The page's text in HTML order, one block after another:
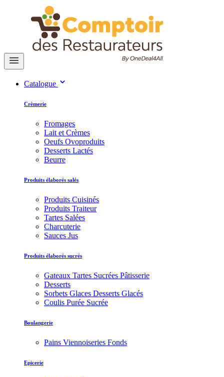
Catalogue
Crèmerie
Fromages
Lait et Crèmes
Oeufs Ovoproduits
Desserts Lactés
Beurre
Produits élaborés salés
Produits Cuisinés
Produits Traiteur
Tartes Salées
Charcuterie
Sauces Jus
Produits élaborés sucrés
Gateaux Tartes Sucrées Pâtisserie
Desserts
Sorbets Glaces Desserts Glacés
Coulis Purée Sucrée
Boulangerie
Pains Viennoiseries Fonds
Epicerie